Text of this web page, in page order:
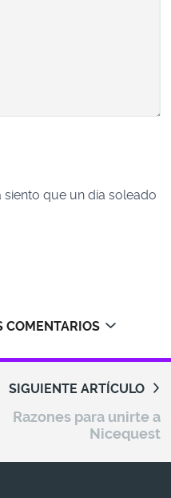
que un día soleado
COMENTARIOS
SIGUIENTE ARTÍCULO
Razones para unirte a
Nicequest